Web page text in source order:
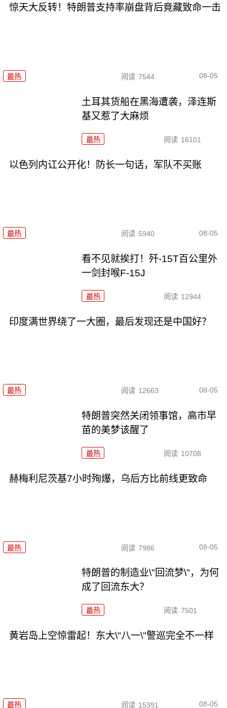
惊天大反转！特朗普支持率崩盘背后竟藏致命一击
最热 阅读 7544 08-05
土耳其货船在黑海遭袭，泽连斯
基又惹了大麻烦
最热 阅读 16101
以色列内讧公开化！防长一句话，军队不买账
最热 阅读 5940 08-05
看不见就挨打！歼-15T百公里外
一剑封喉F-15J
最热 阅读 12944
印度满世界绕了一大圈，最后发现还是中国好？
最热 阅读 12663 08-05
特朗普突然关闭领事馆，高市早
苗的美梦该醒了
最热 阅读 10708
赫梅利尼茨基7小时殉爆，乌后方比前线更致命
最热 阅读 7986 08-05
特朗普的制造业\"回流梦\"，为何
成了回流东大？
最热 阅读 7501
黄岩岛上空惊雷起！东大\"八一\"警巡完全不一样
最热 阅读 15391 08-05